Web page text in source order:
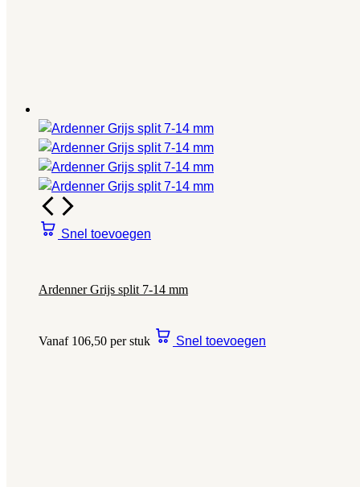
Snel toevoegen
Ardenner Grijs split 7-14 mm
Vanaf 106,50 per stuk Snel toevoegen